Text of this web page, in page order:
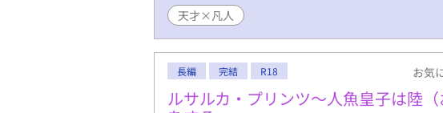
天才×凡人
長編 完結 R18 お気
ルサルカ・プリンツ～人魚皇子は陸